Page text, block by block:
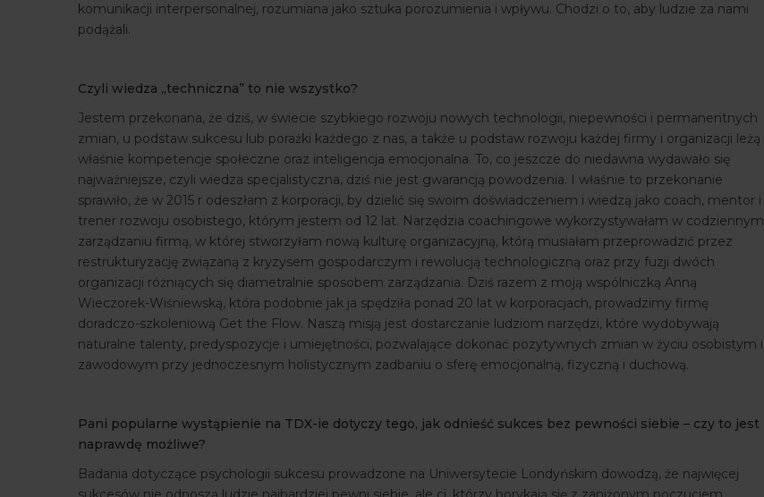
komunikacji interpersonalnej, rozumiana jako sztuka porozumienia i wpływu. Chodzi o to, aby ludzie za nami
podążali.
Czyli wiedza „techniczna” to nie wszystko?
Jestem przekonana, że dziś, w świecie szybkiego rozwoju nowych technologii, niepewności i permanentnych
zmian, u podstaw sukcesu lub porażki każdego z nas, a także u podstaw rozwoju każdej firmy i organizacji leżą
właśnie kompetencje społeczne oraz inteligencja emocjonalna. To, co jeszcze do niedawna wydawało się
najważniejsze, czyli wiedza specjalistyczna, dziś nie jest gwarancją powodzenia. I właśnie to przekonanie
sprawiło, że w 2015 r odeszłam z korporacji, by dzielić się swoim doświadczeniem i wiedzą jako coach, mentor i
trener rozwoju osobistego, którym jestem od 12 lat. Narzędzia coachingowe wykorzystywałam w codziennym
zarządzaniu firmą, w której stworzyłam nową kulturę organizacyjną, którą musiałam przeprowadzić przez
restrukturyzację związaną z kryzysem gospodarczym i rewolucją technologiczną oraz przy fuzji dwóch
organizacji różniących się diametralnie sposobem zarządzania. Dziś razem z moją wspólniczką Anną
Wieczorek-Wiśniewską, która podobnie jak ja spędziła ponad 20 lat w korporacjach, prowadzimy firmę
doradczo-szkoleniową Get the Flow. Naszą misją jest dostarczanie ludziom narzędzi, które wydobywają
naturalne talenty, predyspozycje i umiejętności, pozwalające dokonać pozytywnych zmian w życiu osobistym i
zawodowym przy jednoczesnym holistycznym zadbaniu o sferę emocjonalną, fizyczną i duchową.
Pani popularne wystąpienie na TDX-ie dotyczy tego, jak odnieść sukces bez pewności siebie – czy to jest
naprawdę możliwe?
Badania dotyczące psychologii sukcesu prowadzone na Uniwersytecie Londyńskim dowodzą, że najwięcej